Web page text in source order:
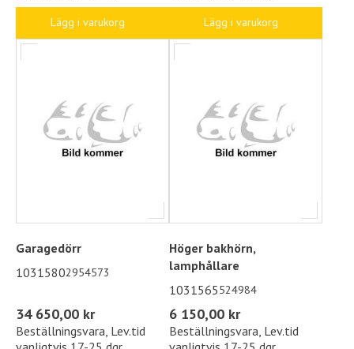
Lägg i varukorg Lägg i varukorg
Garagedörr
10315802954573
34 650,00 kr
Beställningsvara, Lev.tid
Höger bakhörn,
lamphållare
1031565524984
6 150,00 kr
Beställningsvara, Lev.tid